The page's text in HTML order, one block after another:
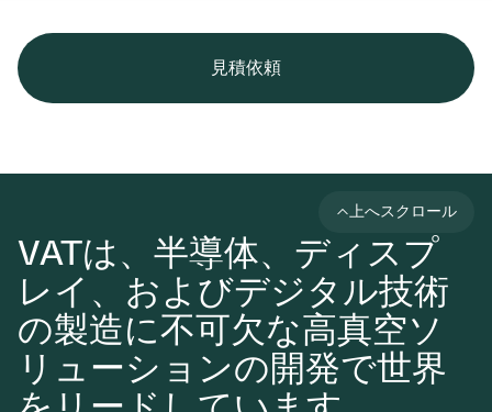
見積依頼
VATは、半導体、ディスプ
レイ、およびデジタル技術
の製造に不可欠な高真空ソ
リューションの開発で世界
上へスクロール